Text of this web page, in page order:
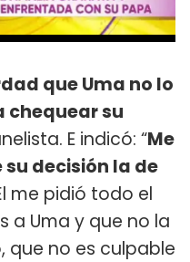
que Uma no lo
chequear su
E indicó: “Me
su decisión la de
me pidió todo el
a Uma y que no la
que no es culpable